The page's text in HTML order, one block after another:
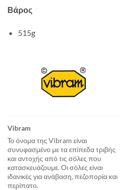
Βάρος
515g
Vibram
To όνομα της Vibram είναι
συνυφασμένο με τα επίπεδα τριβής
και αντοχής από τις σόλες που
κατασκευάζουμε. Οι σόλες είναι
ιδανικές για ανάβαση, πεζοπορία και
περίπατο.